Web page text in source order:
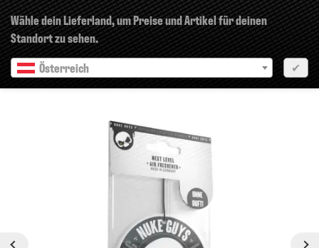
Wähle dein Lieferland, um Preise und Artikel für deinen
Standort zu sehen.
Österreich
✔
Nächste